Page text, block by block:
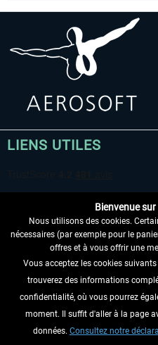
LIENS UTILES
RENONCER AU CONTRAT ICI
INFORMATIONS
NE MANQUEZ PAS
Bienvenue
Nous utilisons des cookies.
nécessaires (par exemple pour le
offres et à vous offrir une
Vous acceptez les cookies
trouverez des informations
confidentialité, où vous pourrez
moment. Il suffit d'aller à la page
données. Consultez notre